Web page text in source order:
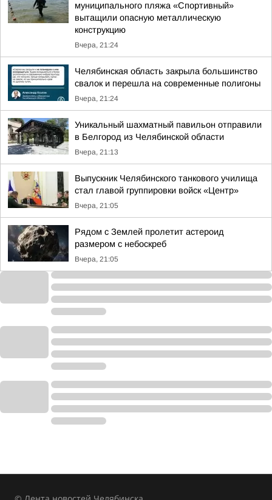
муниципального пляжа «Спортивный»
вытащили опасную металлическую
конструкцию
Вчера, 21:24
Челябинская область закрыла большинство
свалок и перешла на современные полигоны
Вчера, 21:24
Уникальный шахматный павильон отправили
в Белгород из Челябинской области
Вчера, 21:13
Выпускник Челябинского танкового училища
стал главой группировки войск «Центр»
Вчера, 21:05
Рядом с Землей пролетит астероид
размером с небоскреб
Вчера, 21:05